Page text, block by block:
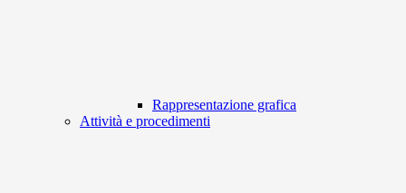
Rappresentazione grafica
Attività e procedimenti